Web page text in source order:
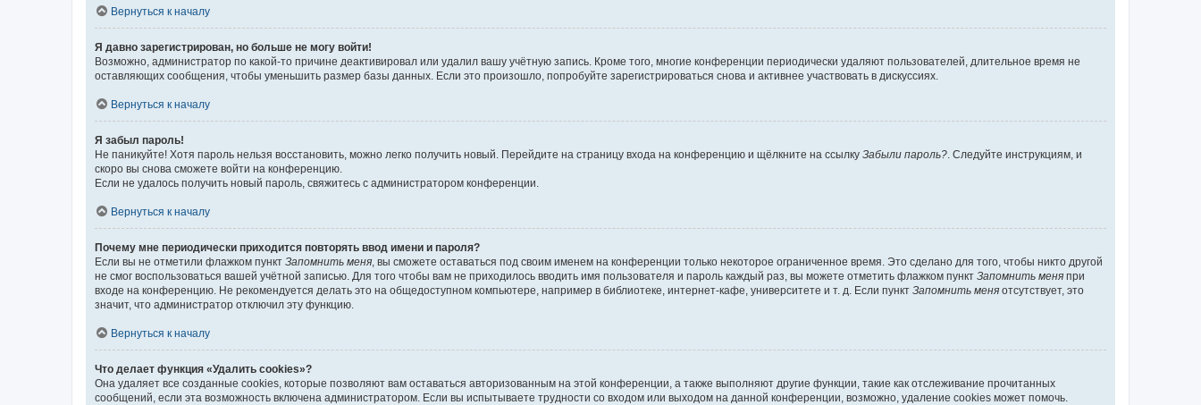
Вернуться к началу
Я давно зарегистрирован, но больше не могу войти!
Возможно, администратор по какой-то причине деактивировал или удалил вашу учётную запись. Кроме того, многие конференции периодически удаляют пользователей, длительное время не
оставляющих сообщения, чтобы уменьшить размер базы данных. Если это произошло, попробуйте зарегистрироваться снова и активнее участвовать в дискуссиях.
Вернуться к началу
Я забыл пароль!
Не паникуйте! Хотя пароль нельзя восстановить, можно легко получить новый. Перейдите на страницу входа на конференцию и щёлкните на ссылку Забыли пароль? . Следуйте инструкциям, и
скоро вы снова сможете войти на конференцию.
Если не удалось получить новый пароль, свяжитесь с администратором конференции.
Вернуться к началу
Почему мне периодически приходится повторять ввод имени и пароля?
Если вы не отметили флажком пункт Запомнить меня , вы сможете оставаться под своим именем на конференции только некоторое ограниченное время. Это сделано для того, чтобы никто другой
не смог воспользоваться вашей учётной записью. Для того чтобы вам не приходилось вводить имя пользователя и пароль каждый раз, вы можете отметить флажком пункт Запомнить меня при
входе на конференцию. Не рекомендуется делать это на общедоступном компьютере, например в библиотеке, интернет-кафе, университете и т. д. Если пункт Запомнить меня отсутствует, это
значит, что администратор отключил эту функцию.
Вернуться к началу
Что делает функция «Удалить cookies»?
Она удаляет все созданные cookies, которые позволяют вам оставаться авторизованным на этой конференции, а также выполняют другие функции, такие как отслеживание прочитанных
сообщений, если эта возможность включена администратором. Если вы испытываете трудности со входом или выходом на данной конференции, возможно, удаление cookies может помочь.